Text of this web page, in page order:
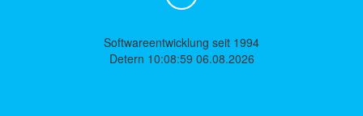
Softwareentwicklung seit 1994
Detern 10:08:59 06.08.2026